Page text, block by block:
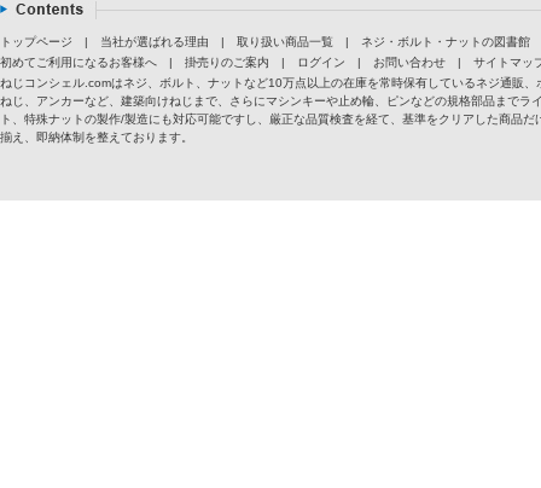
トップページ | 当社が選ばれる理由 | 取り扱い商品一覧 |
ネジ・ボルト・ナットの図書館
初めてご利用になるお客様へ
| 掛売りのご案内 | ログイン | お問い合わせ |
サイトマッ
ねじコンシェル.comはネジ、ボルト、ナットなど10万点以上の在庫を常時保有しているネジ通販
ねじ、アンカーなど、建築向けねじまで、さらにマシンキーや止め輪、ピンなどの規格部品まで
ト、特殊ナットの製作/製造にも対応可能ですし、厳正な品質検査を経て、基準をクリアした商品
揃え、即納体制を整えております。